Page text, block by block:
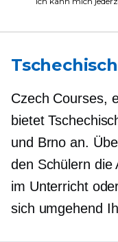
Czech Courses,
bietet
und Brno an.
den Schülern die
im Unterricht
sich umgehend